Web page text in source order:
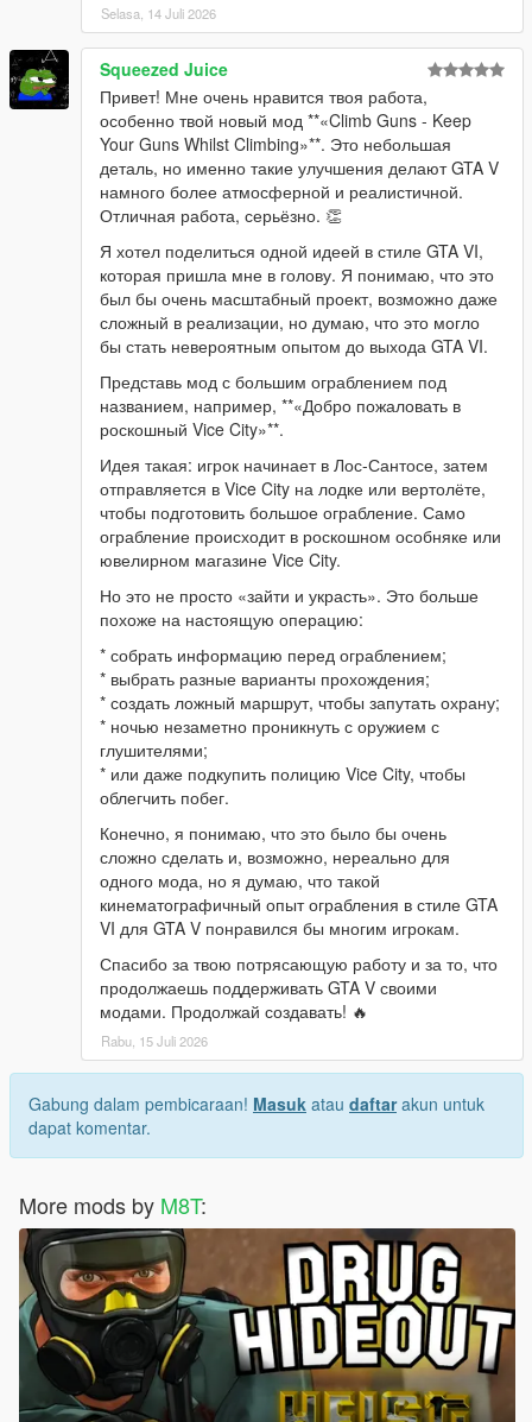
Selasa, 14 Juli 2026
Squeezed Juice
Привет! Мне очень нравится твоя работа,
особенно твой новый мод **«Climb Guns - Keep
Your Guns Whilst Climbing»**. Это небольшая
деталь, но именно такие улучшения делают GTA V
намного более атмосферной и реалистичной.
Отличная работа, серьёзно. 👏
Я хотел поделиться одной идеей в стиле GTA VI,
которая пришла мне в голову. Я понимаю, что это
был бы очень масштабный проект, возможно даже
сложный в реализации, но думаю, что это могло
бы стать невероятным опытом до выхода GTA VI.
Представь мод с большим ограблением под
названием, например, **«Добро пожаловать в
роскошный Vice City»**.
Идея такая: игрок начинает в Лос-Сантосе, затем
отправляется в Vice City на лодке или вертолёте,
чтобы подготовить большое ограбление. Само
ограбление происходит в роскошном особняке или
ювелирном магазине Vice City.
Но это не просто «зайти и украсть». Это больше
похоже на настоящую операцию:
* собрать информацию перед ограблением;
* выбрать разные варианты прохождения;
* создать ложный маршрут, чтобы запутать охрану;
* ночью незаметно проникнуть с оружием с
глушителями;
* или даже подкупить полицию Vice City, чтобы
облегчить побег.
Конечно, я понимаю, что это было бы очень
сложно сделать и, возможно, нереально для
одного мода, но я думаю, что такой
кинематографичный опыт ограбления в стиле GTA
VI для GTA V понравился бы многим игрокам.
Спасибо за твою потрясающую работу и за то, что
продолжаешь поддерживать GTA V своими
модами. Продолжай создавать! 🔥
Rabu, 15 Juli 2026
Gabung dalam pembicaraan! Masuk atau daftarakun untuk
dapat komentar.
More mods by M8T: